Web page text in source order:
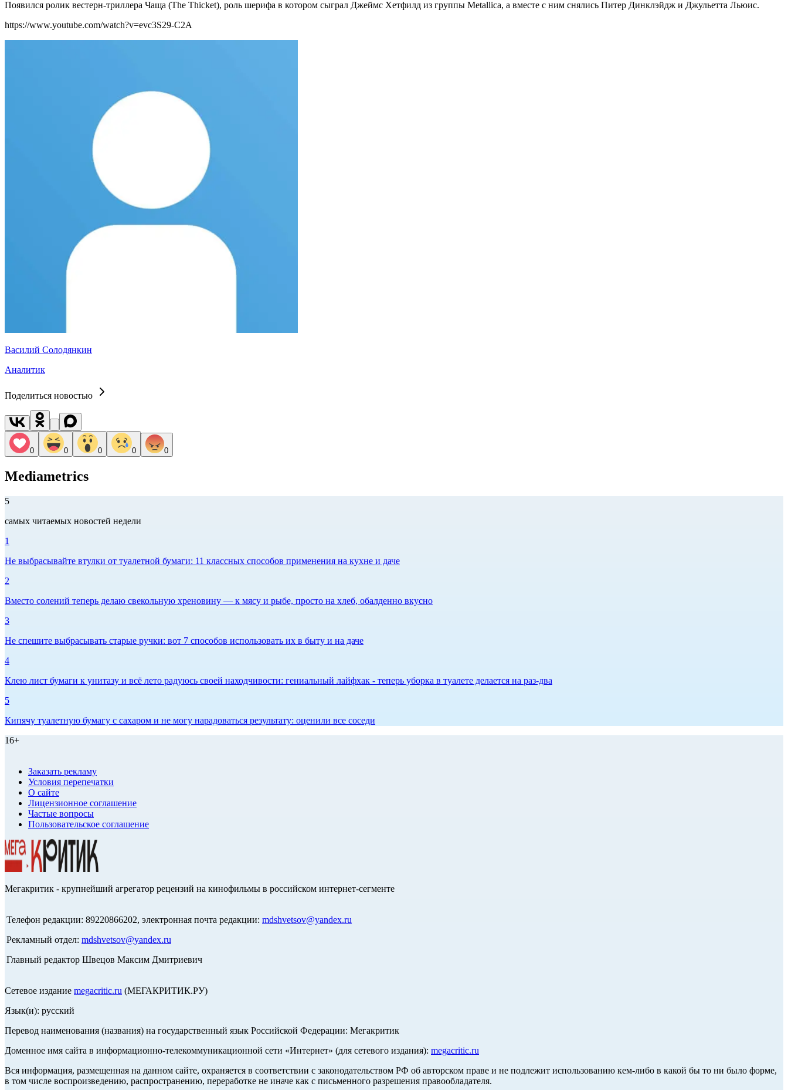
Появился ролик вестерн-триллера Чаща (The Thicket), роль шерифа в котором сыграл Джеймс Хетфилд из группы Metallica, а вместе с ним снялись Питер Динклэйдж и Джульетта Льюис.
https://www.youtube.com/watch?v=evc3S29-C2A
Василий Солодянкин
Аналитик
Поделиться новостью
0 0 0 0 0
Mediametrics
5
самых читаемых новостей недели
1
Не выбрасывайте втулки от туалетной бумаги: 11 классных способов применения на кухне и даче
2
Вместо солений теперь делаю свекольную хреновину — к мясу и рыбе, просто на хлеб, обалденно вкусно
3
Не спешите выбрасывать старые ручки: вот 7 способов использовать их в быту и на даче
4
Клею лист бумаги к унитазу и всё лето радуюсь своей находчивости: гениальный лайфхак - теперь уборка в туалете делается на раз-два
5
Кипячу туалетную бумагу с сахаром и не могу нарадоваться результату: оценили все соседи
16+
Заказать рекламу
Условия перепечатки
О сайте
Лицензионное соглашение
Частые вопросы
Пользовательское соглашение
Мегакритик - крупнейший агрегатор рецензий на кинофильмы в российском интернет-сегменте
Телефон редакции: 89220866202, электронная почта редакции: mdshvetsov@yandex.ru
Рекламный отдел: mdshvetsov@yandex.ru
Главный редактор Швецов Максим Дмитриевич
Сетевое издание megacritic.ru (МЕГАКРИТИК.РУ)
Язык(и): русский
Перевод наименования (названия) на государственный язык Российской Федерации: Мегакритик
Доменное имя сайта в информационно-телекоммуникационной сети «Интернет» (для сетевого издания): megacritic.ru
Вся информация, размещенная на данном сайте, охраняется в соответствии с законодательством РФ об авторском праве и не подлежит использованию кем-либо в какой бы то ни было форме,
в том числе воспроизведению, распространению, переработке не иначе как с письменного разрешения правообладателя.